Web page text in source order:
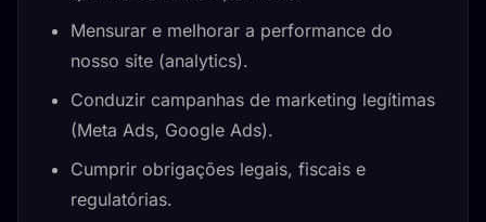
Mensurar e melhorar a performance do
nosso site (analytics).
Conduzir campanhas de marketing legítimas
(Meta Ads, Google Ads).
Cumprir obrigações legais, fiscais e
regulatórias.